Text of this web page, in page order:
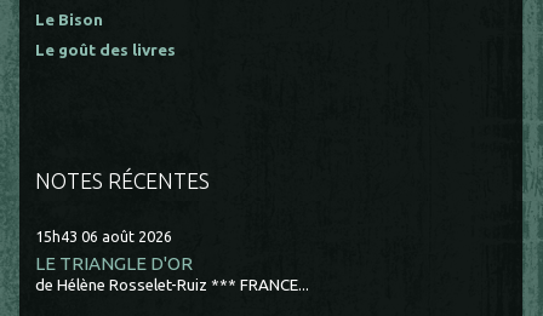
Le Bison
Le goût des livres
NOTES RÉCENTES
15h43 06 août 2026
LE TRIANGLE D'OR
de Hélène Rosselet-Ruiz *** FRANCE...